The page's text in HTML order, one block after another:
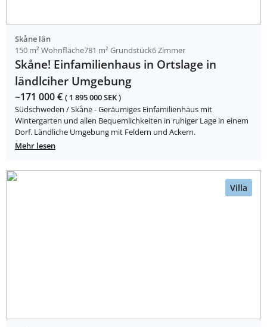
Skåne län
150 m² Wohnfläche781 m² Grundstück6 Zimmer
Skåne! Einfamilienhaus in Ortslage in
ländlciher Umgebung
~171 000 € ( 1 895 000 SEK )
Südschweden / Skåne - Geräumiges Einfamilienhaus mit
Wintergarten und allen Bequemlichkeiten in ruhiger Lage in einem
Dorf. Ländliche Umgebung mit Feldern und Ackern.
Mehr lesen
Villa